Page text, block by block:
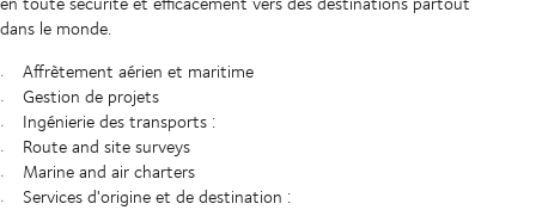
dans le monde.
Affrètement aérien et maritime
Gestion de projets
Ingénierie des transports :
Route and site surveys
Marine and air charters
Services d'origine et de destination :